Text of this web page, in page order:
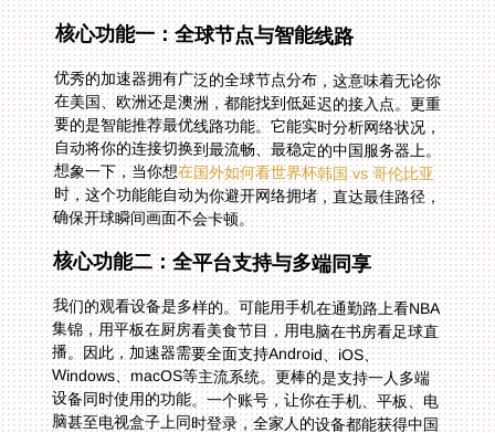
核心功能一：全球节点与智能线路
优秀的加速器拥有广泛的全球节点分布，这意味着无论你
在美国、欧洲还是澳洲，都能找到低延迟的接入点。更重
要的是智能推荐最优线路功能。它能实时分析网络状况，
自动将你的连接切换到最流畅、最稳定的中国服务器上。
想象一下，当你想在国外如何看世界杯韩国 vs 哥伦比亚
时，这个功能能自动为你避开网络拥堵，直达最佳路径，
确保开球瞬间画面不会卡顿。
核心功能二：全平台支持与多端同享
我们的观看设备是多样的。可能用手机在通勤路上看NBA
集锦，用平板在厨房看美食节目，用电脑在书房看足球直
播。因此，加速器需要全面支持Android、iOS、
Windows、macOS等主流系统。更棒的是支持一人多端
设备同时使用的功能。一个账号，让你在手机、平板、电
脑甚至电视盒子上同时登录，全家人的设备都能获得中国